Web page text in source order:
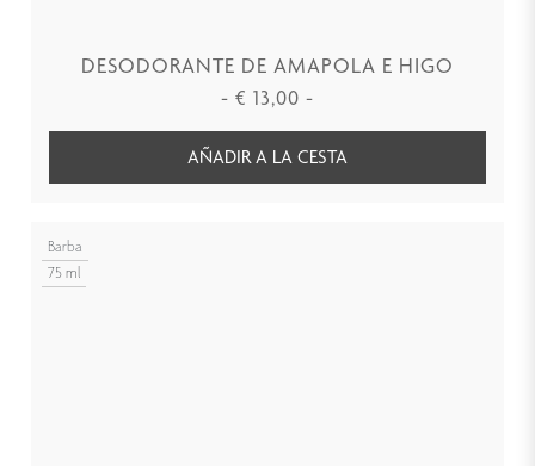
DESODORANTE DE AMAPOLA E HIGO
- € 13,00 -
AÑADIR A LA CESTA
Barba
75 ml